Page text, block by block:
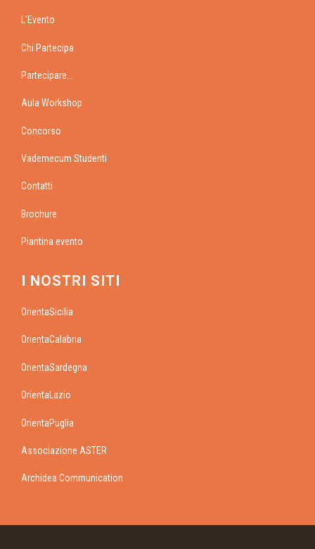
L'Evento
Chi Partecipa
Partecipare...
Aula Workshop
Concorso
Vademecum Studenti
Contatti
Brochure
Piantina evento
I NOSTRI SITI
OrientaSicilia
OrientaCalabria
OrientaSardegna
OrientaLazio
OrientaPuglia
Associazione ASTER
Archidea Communication